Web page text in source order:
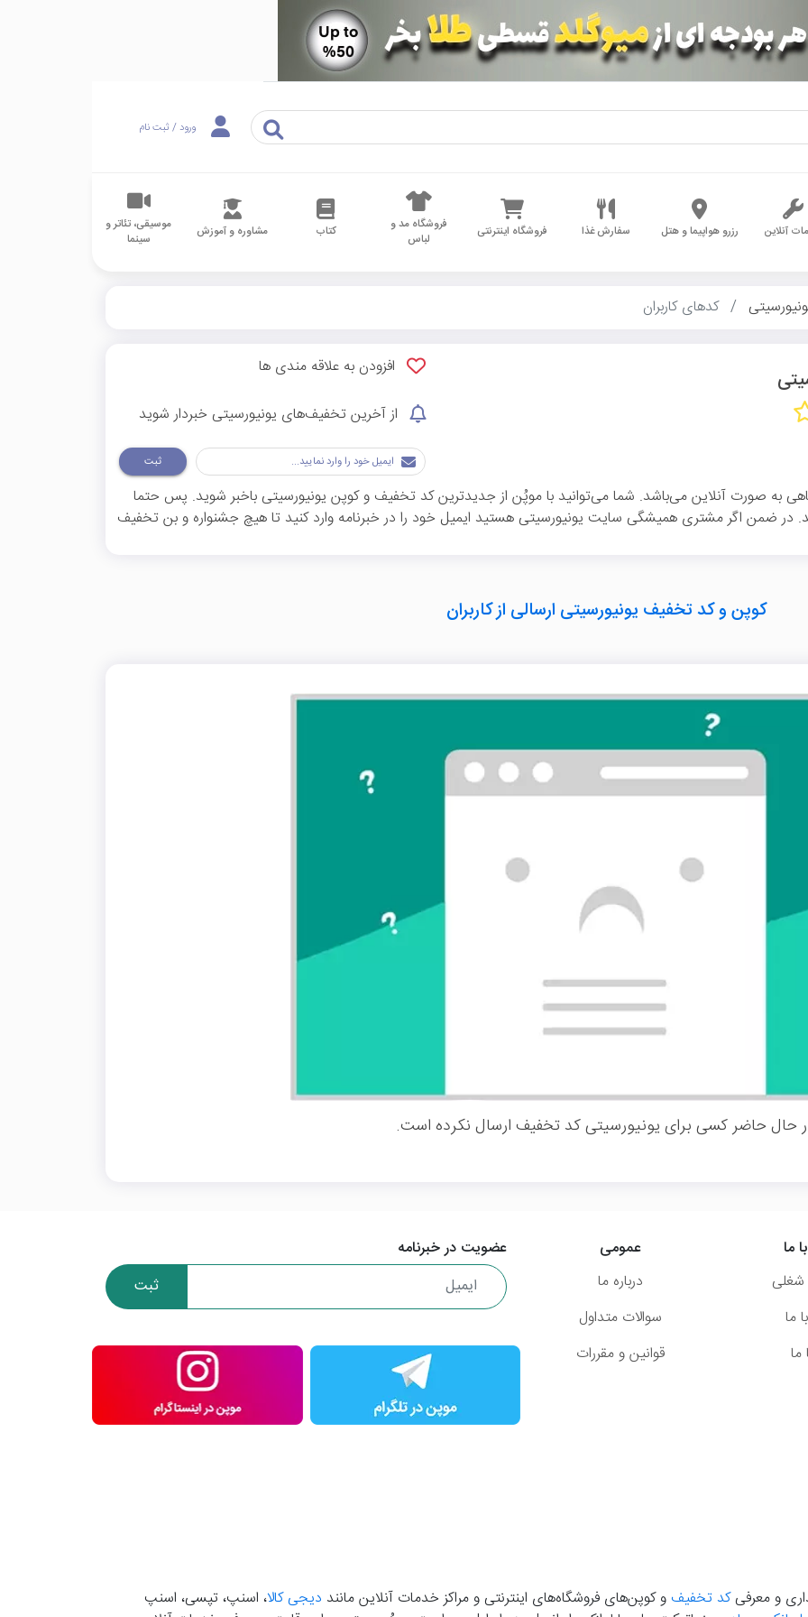
ورود / ثبت نام
آنلاین رزرو هواپیما و هتل سفارش غذا فروشگاه اینترنتی
فروشگاه مد و
لباس
کتاب مشاوره و آموزش
موسیقی، تئاتر و
سینما
کدهای کاربران
افزودن به علاقه مندی ها
از آخرین تخفیف‌های یونیورسیتی خبردار شوید
ثبت
به صورت آنلاین می‌باشد. شما می‌توانید با موپُن از جدیدترین کد تخفیف و کوپن یونیورسیتی باخبر شوید. پس حتما
در ضمن اگر مشتری همیشگی سایت یونیورسیتی هستید ایمیل خود را در خبرنامه وارد کنید تا هیچ جشنواره و بن تخفیف
کوپن و کد تخفیف یونیورسیتی ارسالی از کاربران
حال حاضر کسی برای یونیورسیتی کد تخفیف ارسال نکرده است.
عضویت در خبرنامه
ثبت
ما
ما
عمومی
درباره ما
سوالات متداول
قوانین و مقررات
و معرفیکد تخفیفو کوپن‌های فروشگاه‌های اینترنتی و مراکز خدمات آنلاین مانند دیجی کالا، اسنپ، تپسی، اسنپ